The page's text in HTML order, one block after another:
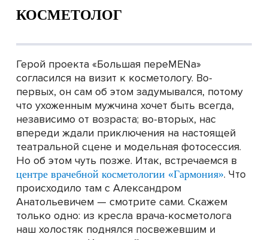
КОСМЕТОЛОГ
Герой проекта «Большая переMENа»
согласился на визит к косметологу. Во-
первых, он сам об этом задумывался, потому
что ухоженным мужчина хочет быть всегда,
независимо от возраста; во-вторых, нас
впереди ждали приключения на настоящей
театральной сцене и модельная фотосессия.
Но об этом чуть позже. Итак, встречаемся в
центре врачебной косметологии «Гармония». Что
происходило там с Александром
Анатольевичем — смотрите сами. Скажем
только одно: из кресла врача-косметолога
наш холостяк поднялся посвежевшим и